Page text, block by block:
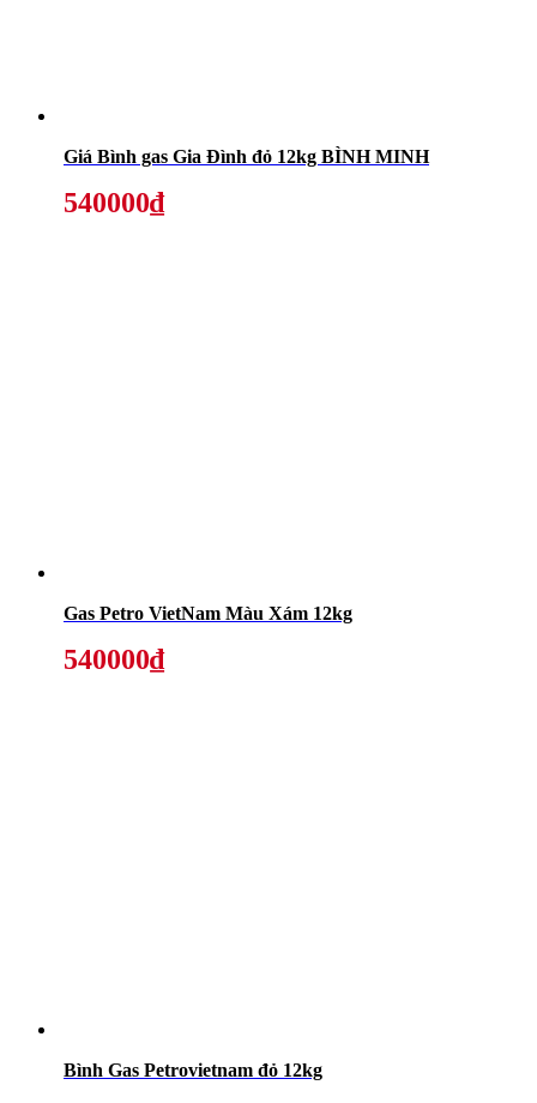
Giá Bình gas Gia Đình đỏ 12kg BÌNH MINH
540000₫
Gas Petro VietNam Màu Xám 12kg
540000₫
Bình Gas Petrovietnam đỏ 12kg